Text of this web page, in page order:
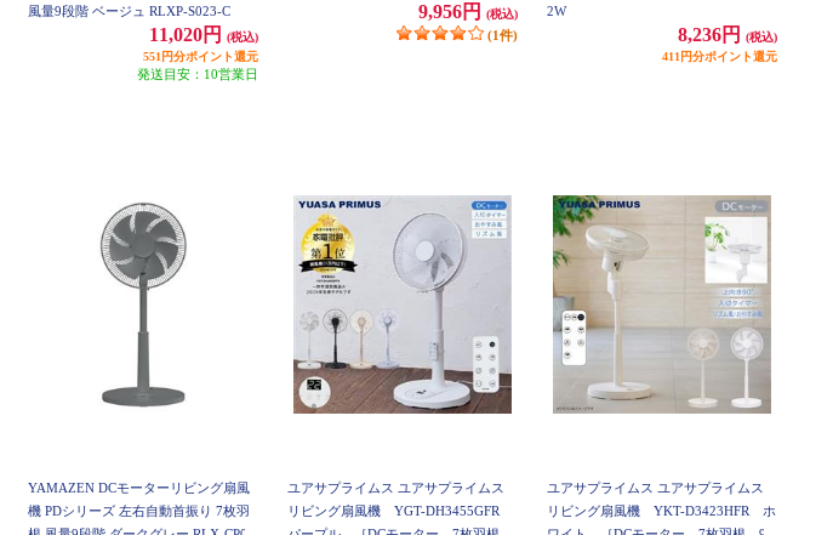
風量9段階 ベージュ RLXP-S023-C
11,020円
(税込)
551円分ポイント還元
発送目安：10営業日
9,956円 (税込)
(1件)
2W
8,236円
(税込)
411円分ポイント還元
YAMAZEN DCモーターリビング扇風
機 PDシリーズ 左右自動首振り 7枚羽
ユアサプライムス ユアサプライムス
リビング扇風機 YGT-DH3455GFR
ユアサプライムス ユアサプライムス
リビング扇風機 YKT-D3423HFR ホ